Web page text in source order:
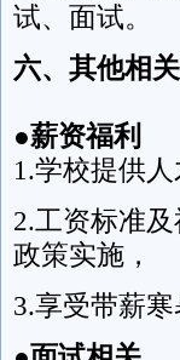
试、面试。
六、其他相
●薪资福利
1.学校提供人
2.工资标准
政策实施，
3.享受带薪